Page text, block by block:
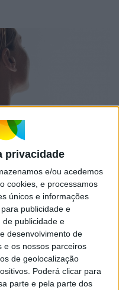
privacidade
e/ou acedemos
cookies, e processamos
únicos e informações
publicidade e
de publicidade e
desenvolvimento de
e os nossos parceiros
de geolocalização
Poderá clicar para
parte e pela parte dos
saudável no
ameaça a sua